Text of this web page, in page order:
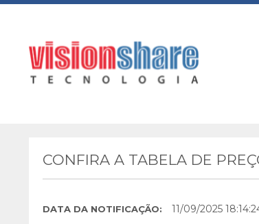
CONFIRA A TABELA DE
DATA DA NOTIFICAÇÃO: 11/09/2025